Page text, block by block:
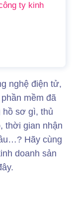
ty kinh
nghệ điện tử,
mềm đã
hồ sơ gì, thủ
thời gian nhận
Hãy cùng
doanh sản